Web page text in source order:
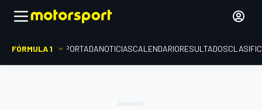
FÓRMULA 1 PORTADANOTICIASCALENDARIORESULTADOS